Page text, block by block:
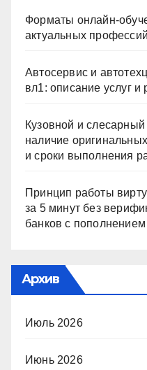
Форматы онлайн-
актуальных профессий
Автосервис и
вл1: описание услуг
Кузовной и
наличие
и сроки выполнения
Принцип работы
за 5 минут без
банков с
Архив
Июль 2026
Июнь 2026